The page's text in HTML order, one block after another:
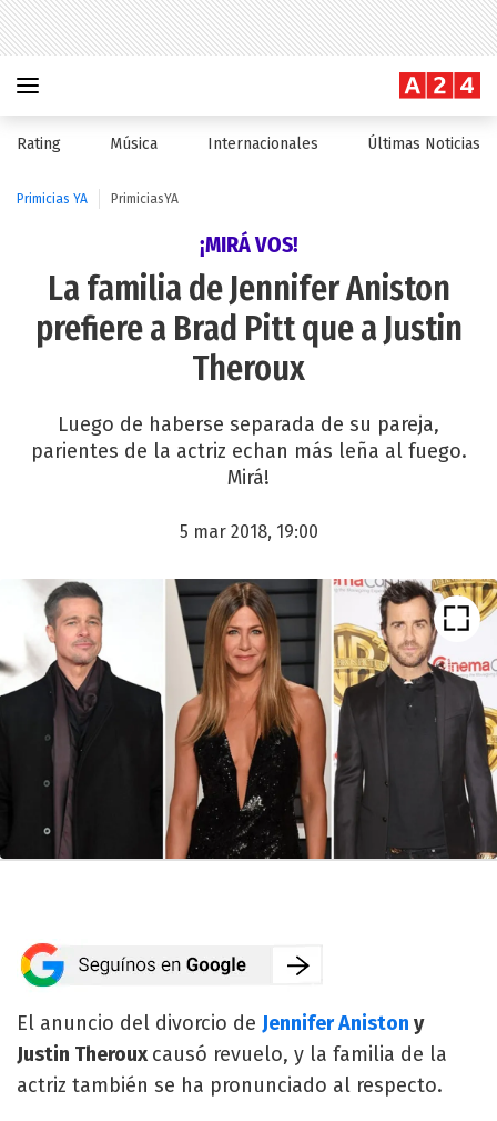
Rating Música Internacionales Últimas Noticias
Primicias YA PrimiciasYA
¡MIRÁ VOS!
La familia de Jennifer Aniston
prefiere a Brad Pitt que a Justin
Theroux
Luego de haberse separada de su pareja,
parientes de la actriz echan más leña al fuego.
Mirá!
5 mar 2018, 19:00
El anuncio del divorcio de Jennifer Aniston y
Justin Therouxcausó revuelo, y la familia de la
actriz también se ha pronunciado al respecto.